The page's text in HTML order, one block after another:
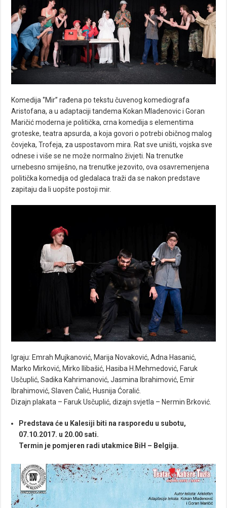
Komedija ‘’Mir’’ rađena po tekstu čuvenog komediografa
Aristofana, a u adaptaciji tandema Kokan Mladenovic i Goran
Maričić moderna je politička, crna komedija s elementima
groteske, teatra apsurda, a koja govori o potrebi običnog malog
čovjeka, Trofeja, za uspostavom mira. Rat sve uništi, vojska sve
odnese i više se ne može normalno živjeti. Na trenutke
urnebesno smiješno, na trenutke jezovito, ova osavremenjena
politička komedija od gledalaca traži da se nakon predstave
zapitaju da li uopšte postoji mir.
Igraju: Emrah Mujkanović, Marija Novaković, Adna Hasanić,
Marko Mirković, Mirko Ilibašić, Hasiba H.Mehmedović, Faruk
Usčuplić, Sadika Kahrimanović, Jasmina Ibrahimović, Emir
Ibrahimović, Slaven Čalić, Husnija Ćoralić.
Dizajn plakata – Faruk Usčuplić, dizajn svjetla – Nermin Brković.
Predstava će u Kalesiji biti na rasporedu u subotu,
07.10.2017. u 20.00 sati.
Termin je pomjeren radi utakmice BiH – Belgija.